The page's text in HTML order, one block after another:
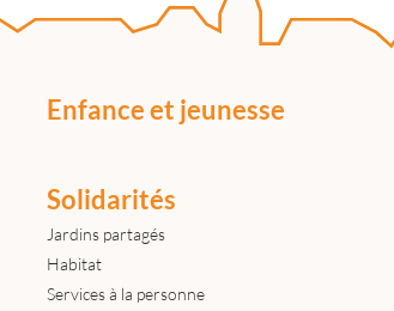
Enfance et jeunesse
Solidarités
Jardins partagés
Habitat
Services à la personne